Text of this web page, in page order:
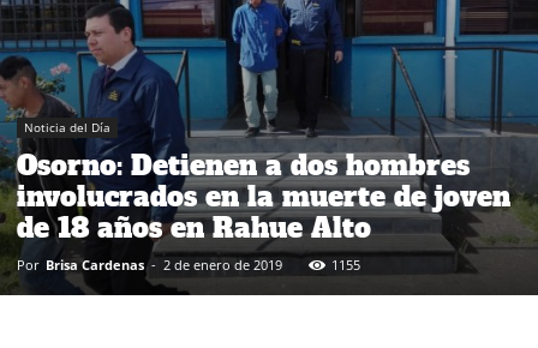
Noticia del Día
Osorno: Detienen a dos hombres
involucrados en la muerte de joven
de 18 años en Rahue Alto
Por Brisa Cardenas - 2 de enero de 2019 1155